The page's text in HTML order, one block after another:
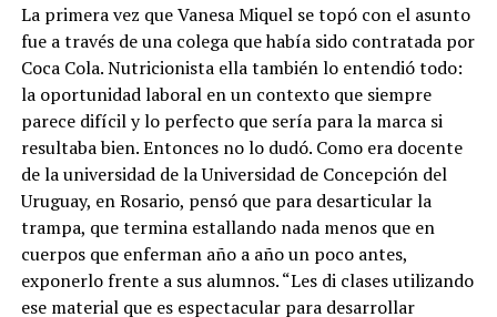
La primera vez que Vanesa Miquel se topó con el asunto
fue a través de una colega que había sido contratada por
Coca Cola. Nutricionista ella también lo entendió todo:
la oportunidad laboral en un contexto que siempre
parece difícil y lo perfecto que sería para la marca si
resultaba bien. Entonces no lo dudó. Como era docente
de la universidad de la Universidad de Concepción del
Uruguay, en Rosario, pensó que para desarticular la
trampa, que termina estallando nada menos que en
cuerpos que enferman año a año un poco antes,
exponerlo frente a sus alumnos. “Les di clases utilizando
ese material que es espectacular para desarrollar